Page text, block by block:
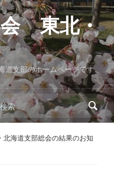
会 東北・
支部のホームページです
索
北海道支部総会の結果のお知